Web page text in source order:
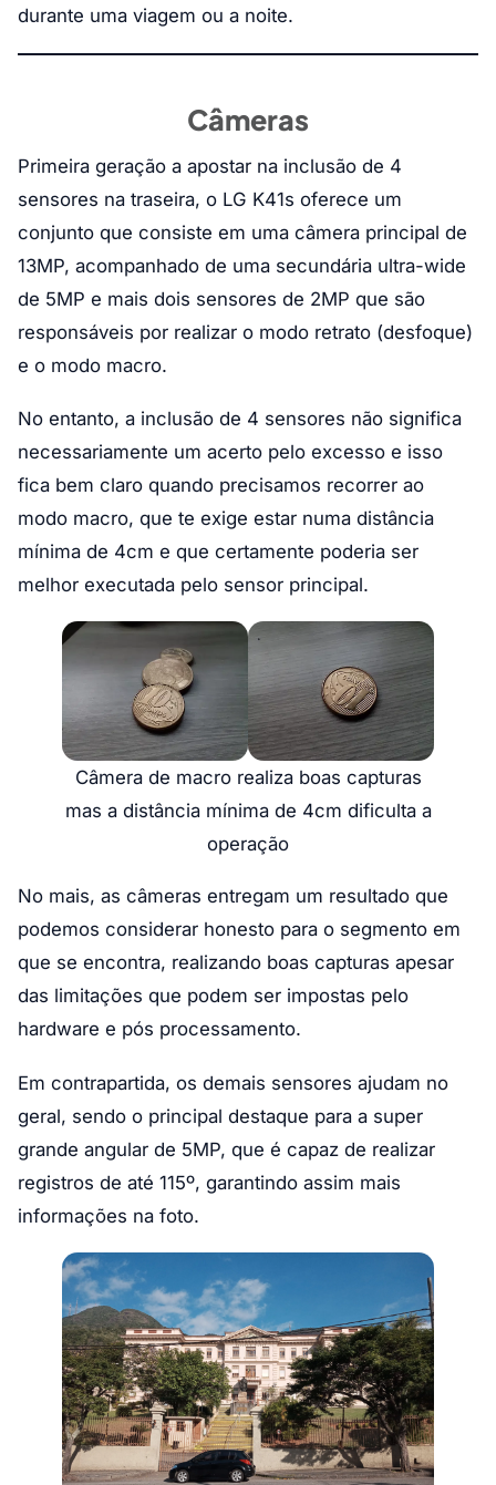
durante uma viagem ou a noite.
Câmeras
Primeira geração a apostar na inclusão de 4
sensores na traseira, o LG K41s oferece um
conjunto que consiste em uma câmera principal de
13MP, acompanhado de uma secundária ultra-wide
de 5MP e mais dois sensores de 2MP que são
responsáveis por realizar o modo retrato (desfoque)
e o modo macro.
No entanto, a inclusão de 4 sensores não significa
necessariamente um acerto pelo excesso e isso
fica bem claro quando precisamos recorrer ao
modo macro, que te exige estar numa distância
mínima de 4cm e que certamente poderia ser
melhor executada pelo sensor principal.
Câmera de macro realiza boas capturas
mas a distância mínima de 4cm dificulta a
operação
No mais, as câmeras entregam um resultado que
podemos considerar honesto para o segmento em
que se encontra, realizando boas capturas apesar
das limitações que podem ser impostas pelo
hardware e pós processamento.
Em contrapartida, os demais sensores ajudam no
geral, sendo o principal destaque para a super
grande angular de 5MP, que é capaz de realizar
registros de até 115º, garantindo assim mais
informações na foto.